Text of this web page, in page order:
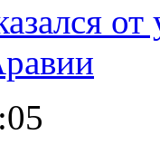
от